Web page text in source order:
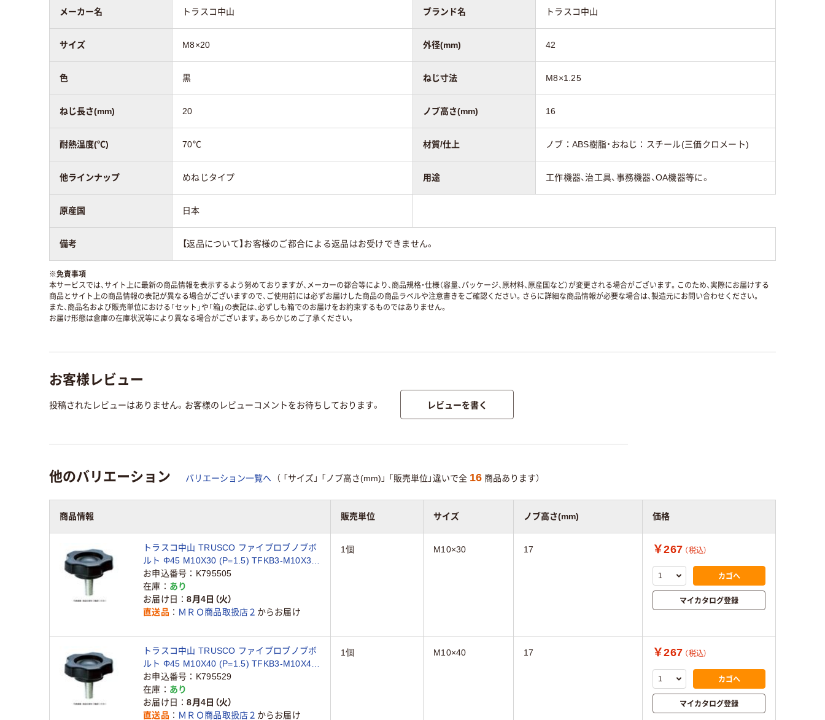
メーカー名 トラスコ中山 ブランド名 トラスコ中山
サイズ M8×20 外径(mm) 42
色 黒 ねじ寸法 M8×1.25
ねじ長さ(mm) 20 ノブ高さ(mm) 16
耐熱温度(℃) 70℃ 材質/仕上 ノブ：ABS樹脂・おねじ：スチール(三価クロメート)
他ラインナップ めねじタイプ 用途 工作機器、治工具、事務機器、OA機器等に。
原産国 日本
備考 【返品について】お客様のご都合による返品はお受けできません。
※免責事項
本サービスでは、サイト上に最新の商品情報を表示するよう努めておりますが、メーカーの都合等により、商品規格・仕様（容量、パッケージ、原材料、原産国など）が変更される場合がございます。このため、実際にお届けする
商品とサイト上の商品情報の表記が異なる場合がございますので、ご使用前には必ずお届けした商品の商品ラベルや注意書きをご確認ください。さらに詳細な商品情報が必要な場合は、製造元にお問い合わせください。
また、商品名および販売単位における「セット」や「箱」の表記は、必ずしも箱でのお届けをお約束するものではありません。
お届け形態は倉庫の在庫状況等により異なる場合がございます。あらかじめご了承ください。
お客様レビュー
投稿されたレビューはありません。お客様のレビューコメントをお待ちしております。 レビューを書く
他のバリエーション バリエーション一覧へ （ 「サイズ」 「ノブ高さ(mm)」 「販売単位」違いで全 16 商品あります）
商品情報 販売単位 サイズ ノブ高さ(mm) 価格
トラスコ中山 TRUSCO ファイブロブノブボ
ルト Φ45 M10X30 (P=1.5) TFKB3-M10X30
1個 430-9227（直送品）
お申込番号
K795505
在庫
あり
お届け日
8月4日（火）
直送品
ＭＲＯ商品取扱店２ からお届け
1個 M10×30 17 ￥267 （税込）
カゴへ
マイカタログ登録
トラスコ中山 TRUSCO ファイブロブノブボ
ルト Φ45 M10X40 (P=1.5) TFKB3-M10X40
1個 430-9235（直送品）
お申込番号
K795529
在庫
あり
お届け日
8月4日（火）
直送品
ＭＲＯ商品取扱店２ からお届け
1個 M10×40 17 ￥267 （税込）
カゴへ
マイカタログ登録